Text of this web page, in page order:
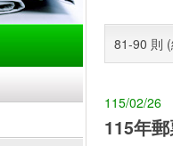
81-90 則
115/02/26
115年